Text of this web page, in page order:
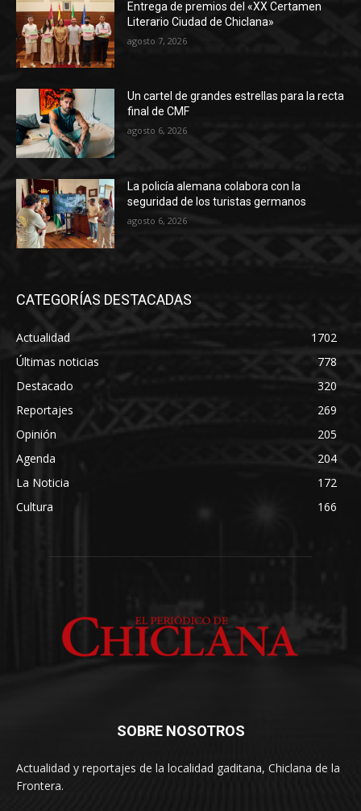
Entrega de premios del «XX Certamen
Literario Ciudad de Chiclana»
agosto 7, 2026
Un cartel de grandes estrellas para la recta
final de CMF
agosto 6, 2026
La policía alemana colabora con la
seguridad de los turistas germanos
agosto 6, 2026
CATEGORÍAS DESTACADAS
Actualidad
1702
Últimas noticias
778
Destacado
320
Reportajes
269
Opinión
205
Agenda
204
La Noticia
172
Cultura
166
SOBRE NOSOTROS
Actualidad y reportajes de la localidad gaditana, Chiclana de la
Frontera.